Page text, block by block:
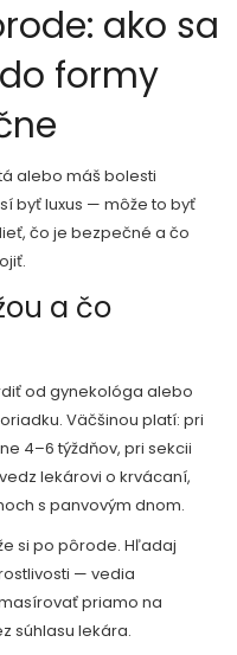
ako sa
formy
alebo máš bolesti
byť luxus — môže to byť
čo je bezpečné a čo
a čo
od gynekológa alebo
Väčšinou platí: pri
4–6 týždňov, pri sekcii
lekárovi o krvácaní,
s panvovým dnom.
si po pôrode. Hľadaj
— vedia
priamo na
súhlasu lekára.